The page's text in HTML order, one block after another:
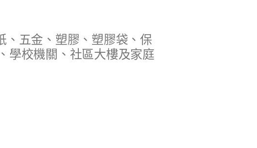
、五金、塑膠、塑膠袋、保
學校機關、社區大樓及家庭